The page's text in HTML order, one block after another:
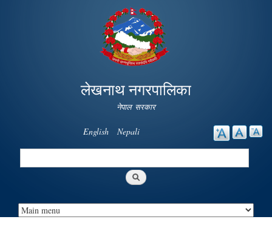
main
content
लेखनाथ नगरपालिका
नेपाल सरकार
English Nepali
Search